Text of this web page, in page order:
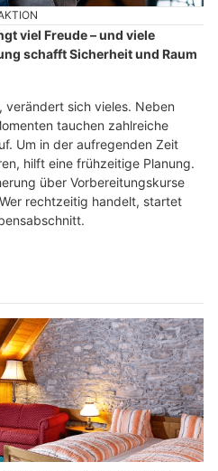
viel Freude – und viele
schafft Sicherheit und Raum
verändert sich vieles. Neben
tauchen zahlreiche
Um in der aufregenden Zeit
hilft eine frühzeitige Planung.
über Vorbereitungskurse
rechtzeitig handelt, startet